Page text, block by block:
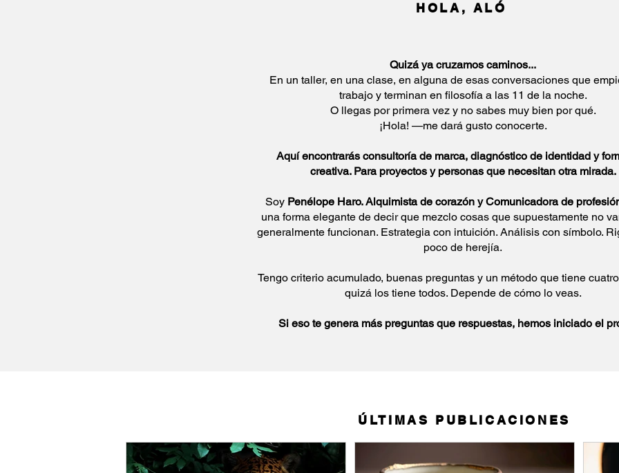
HOLA, ALÓ
Quizá ya cruzamos caminos...
En un taller, en una clase, en alguna de esas conversaciones que
trabajo y terminan en filosofía a las 11 de la noche.
O llegas por primera vez y no sabes muy bien por qué.
¡Hola! —me dará gusto conocerte.
Aquí encontrarás consultoría de marca, diagnóstico de identidad y
creativa. Para proyectos y personas que necesitan otra mirada.
Soy Penélope Haro. Alquimista de corazón y Comunicadora de
una forma elegante de decir que mezclo cosas que supuestamente no
generalmente funcionan. Estrategia con intuición. Análisis con símbolo.
poco de herejía.
Tengo criterio acumulado, buenas preguntas y un método que tiene
quizá los tiene todos. Depende de cómo lo veas.
Si eso te genera más preguntas que respuestas, hemos iniciado el
ÚLTIMAS PUBLICACIONES